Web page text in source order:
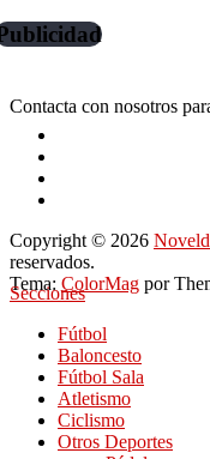
Contacta con nosotros
Copyright © 2026
reservados.
Tema: ColorMag por
Secciones
Fútbol
Baloncesto
Fútbol Sala
Atletismo
Ciclismo
Otros Deportes